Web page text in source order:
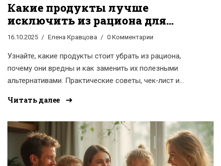
Какие продукты лучше
исключить из рациона для
здоровья
16.10.2025 Елена Кравцова 0 Комментарии
Узнайте, какие продукты стоит убрать из рациона,
почему они вредны и как заменить их полезными
альтернативами. Практические советы, чек‑лист и
Читать далее